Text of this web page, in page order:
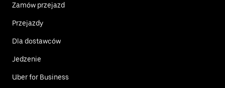
Zamów przejazd
Przejazdy
Dla dostawców
Jedzenie
Uber for Business